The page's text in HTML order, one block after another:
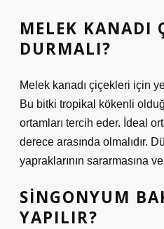
MELEK KANADI
DURMALI?
Melek kanadı çiçekleri için
Bu bitki tropikal kökenli
ortamları tercih eder. İdeal
derece arasında olmalıdır.
yapraklarının sararmasına
SINGONYUM
YAPILIR?